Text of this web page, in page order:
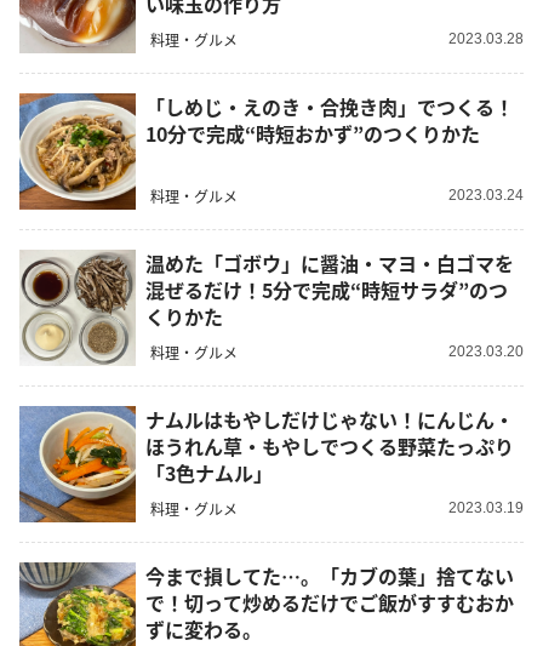
料理・グルメ 2023.03.28
「しめじ・えのき・合挽き肉」でつくる！
10分で完成“時短おかず”のつくりかた
料理・グルメ 2023.03.24
温めた「ゴボウ」に醤油・マヨ・白ゴマを
混ぜるだけ！5分で完成“時短サラダ”のつ
くりかた
料理・グルメ 2023.03.20
ナムルはもやしだけじゃない！にんじん・
ほうれん草・もやしでつくる野菜たっぷり
「3色ナムル」
料理・グルメ 2023.03.19
今まで損してた…。「カブの葉」捨てない
で！切って炒めるだけでご飯がすすむおか
ずに変わる。